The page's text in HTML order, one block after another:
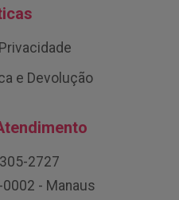
e Devolução
2727
- Manaus